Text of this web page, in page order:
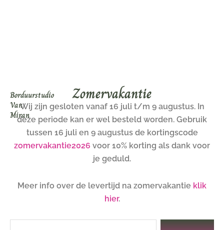
Borduurstudio
Van
Miran
Zomervakantie
Wij zijn gesloten vanaf 16 juli t/m 9 augustus. In
deze periode kan er wel besteld worden. Gebruik
tussen 16 juli en 9 augustus de kortingscode
zomervakantie2026 voor 10% korting als dank voor
je geduld.
Meer info over de levertijd na zomervakantie klik
hier.